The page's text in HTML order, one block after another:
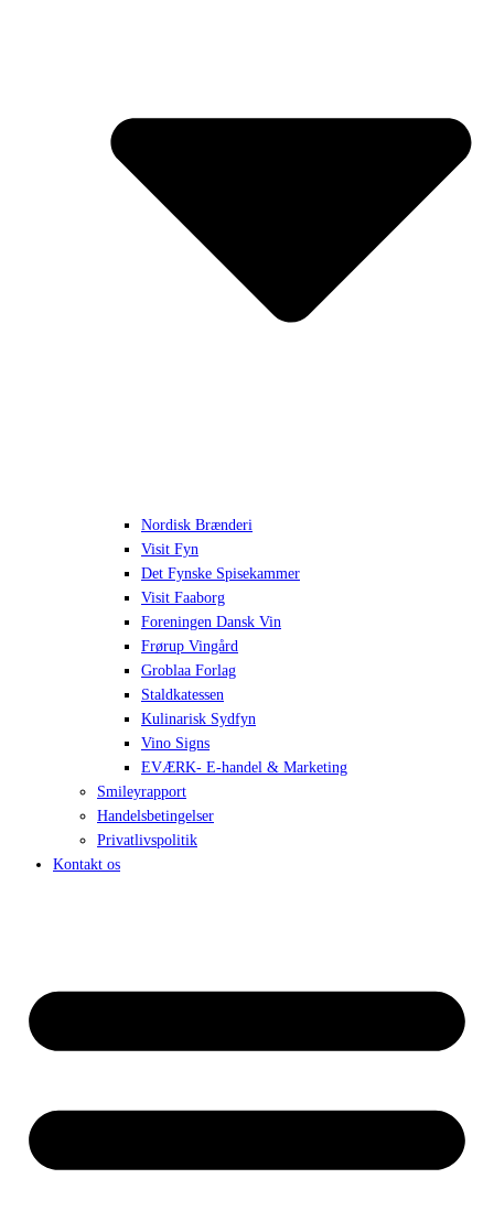
Nordisk Brænderi
Visit Fyn
Det Fynske Spisekammer
Visit Faaborg
Foreningen Dansk Vin
Frørup Vingård
Groblaa Forlag
Staldkatessen
Kulinarisk Sydfyn
Vino Signs
EVÆRK- E-handel & Marketing
Smileyrapport
Handelsbetingelser
Privatlivspolitik
Kontakt os